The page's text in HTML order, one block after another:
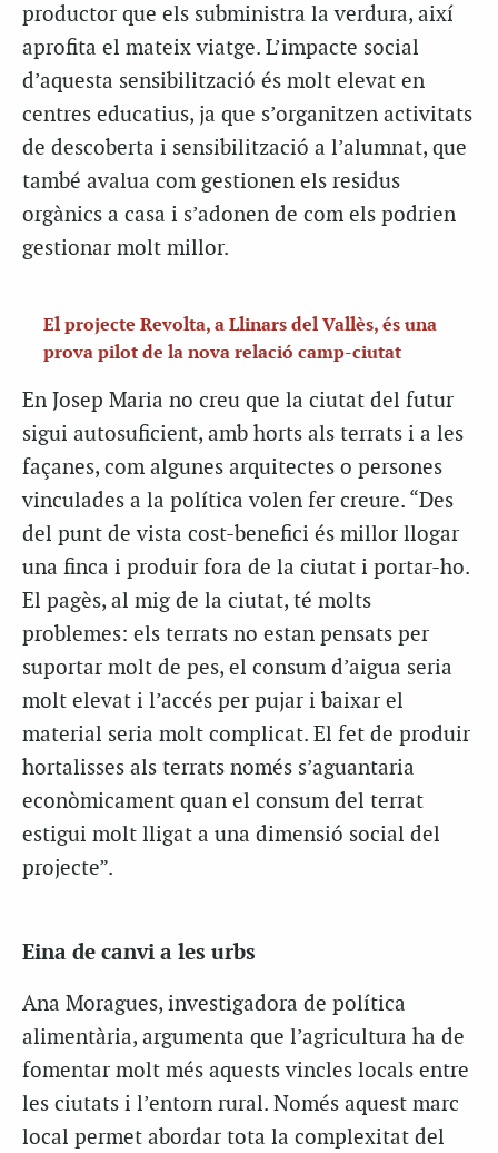
productor que els subministra la verdura, així
aprofita el mateix viatge. L’impacte social
d’aquesta sensibilització és molt elevat en
centres educatius, ja que s’organitzen activitats
de descoberta i sensibilització a l’alumnat, que
també avalua com gestionen els residus
orgànics a casa i s’adonen de com els podrien
gestionar molt millor.
El projecte Revolta, a Llinars del Vallès, és una
prova pilot de la nova relació camp-ciutat
En Josep Maria no creu que la ciutat del futur
sigui autosuficient, amb horts als terrats i a les
façanes, com algunes arquitectes o persones
vinculades a la política volen fer creure. “Des
del punt de vista cost-benefici és millor llogar
una finca i produir fora de la ciutat i portar-ho.
El pagès, al mig de la ciutat, té molts
problemes: els terrats no estan pensats per
suportar molt de pes, el consum d’aigua seria
molt elevat i l’accés per pujar i baixar el
material seria molt complicat. El fet de produir
hortalisses als terrats només s’aguantaria
econòmicament quan el consum del terrat
estigui molt lligat a una dimensió social del
projecte”.
Eina de canvi a les urbs
Ana Moragues, investigadora de política
alimentària, argumenta que l’agricultura ha de
fomentar molt més aquests vincles locals entre
les ciutats i l’entorn rural. Només aquest marc
local permet abordar tota la complexitat del